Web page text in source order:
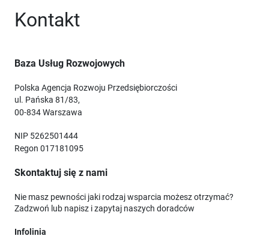
Kontakt
Baza Usług Rozwojowych
Polska Agencja Rozwoju Przedsiębiorczości
ul. Pańska 81/83,
00-834 Warszawa
NIP 5262501444
Regon 017181095
Skontaktuj się z nami
Nie masz pewności jaki rodzaj wsparcia możesz otrzymać?
Zadzwoń lub napisz i zapytaj naszych doradców
Infolinia